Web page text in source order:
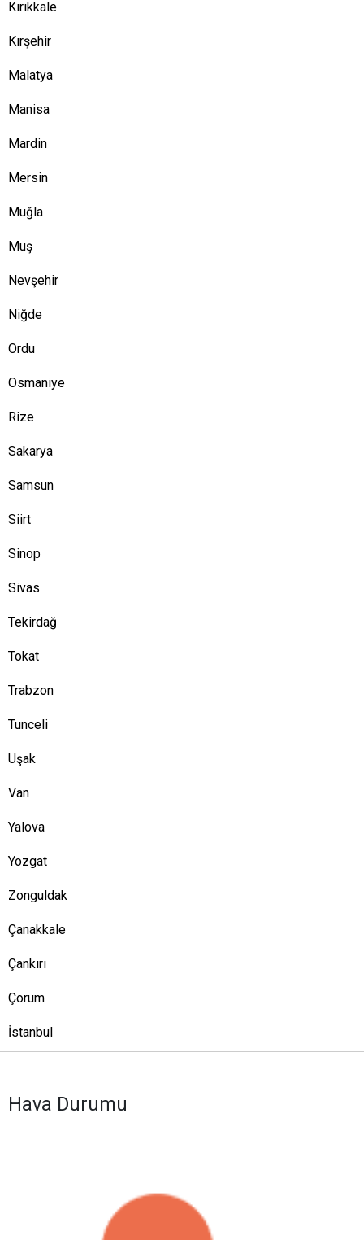
Kırıkkale
Kırşehir
Malatya
Manisa
Mardin
Mersin
Muğla
Muş
Nevşehir
Niğde
Ordu
Osmaniye
Rize
Sakarya
Samsun
Siirt
Sinop
Sivas
Tekirdağ
Tokat
Trabzon
Tunceli
Uşak
Van
Yalova
Yozgat
Zonguldak
Çanakkale
Çankırı
Çorum
İstanbul
Hava Durumu